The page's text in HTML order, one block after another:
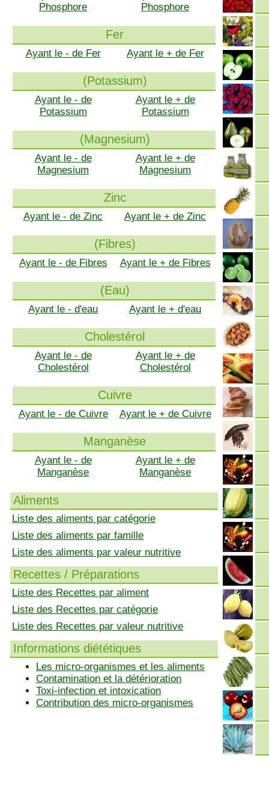
Phosphore
Phosphore
Fer
Ayant le - de Fer Ayant le + de Fer
(Potassium)
Ayant le - de
Potassium
Ayant le + de
Potassium
(Magnesium)
Ayant le - de
Magnesium
Ayant le + de
Magnesium
Zinc
Ayant le - de Zinc Ayant le + de Zinc
(Fibres)
Ayant le - de Fibres Ayant le + de Fibres
(Eau)
Ayant le - d'eau Ayant le + d'eau
Cholestérol
Ayant le - de
Cholestérol
Ayant le + de
Cholestérol
Cuivre
Ayant le - de Cuivre Ayant le + de Cuivre
Manganèse
Ayant le - de
Manganèse
Ayant le + de
Manganèse
Aliments
Liste des aliments par catégorie
Liste des aliments par famille
Liste des aliments par valeur nutritive
Recettes / Préparations
Liste des Recettes par aliment
Liste des Recettes par catégorie
Liste des Recettes par valeur nutritive
Informations diététiques
Les micro-organismes et les aliments
Contamination et la détérioration
Toxi-infection et intoxication
Contribution des micro-organismes